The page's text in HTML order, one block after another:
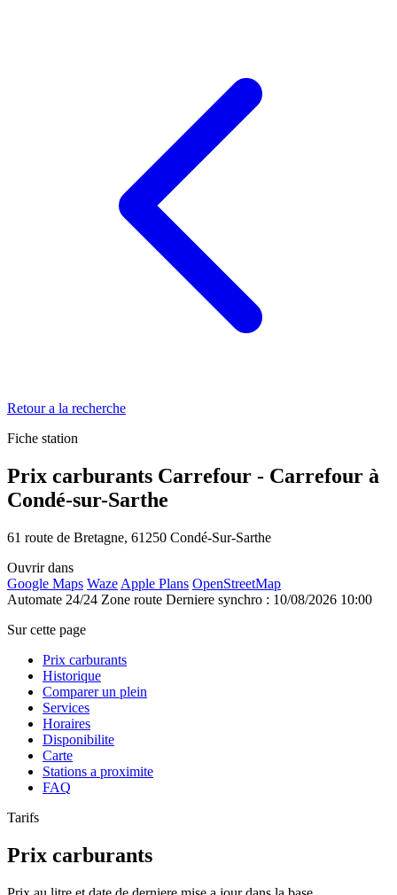
Retour a la recherche
Fiche station
Prix carburants Carrefour - Carrefour à
Condé-sur-Sarthe
61 route de Bretagne, 61250 Condé-Sur-Sarthe
Ouvrir dans
Google Maps Waze Apple Plans OpenStreetMap
Automate 24/24 Zone route Derniere synchro : 10/08/2026 10:00
Sur cette page
Prix carburants
Historique
Comparer un plein
Services
Horaires
Disponibilite
Carte
Stations a proximite
FAQ
Tarifs
Prix carburants